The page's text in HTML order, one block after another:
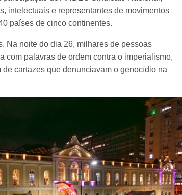
intelectuais e representantes de movimentos
países de cinco continentes.
Na noite do dia 26, milhares de pessoas
com palavras de ordem contra o imperialismo,
cartazes que denunciavam o genocídio na